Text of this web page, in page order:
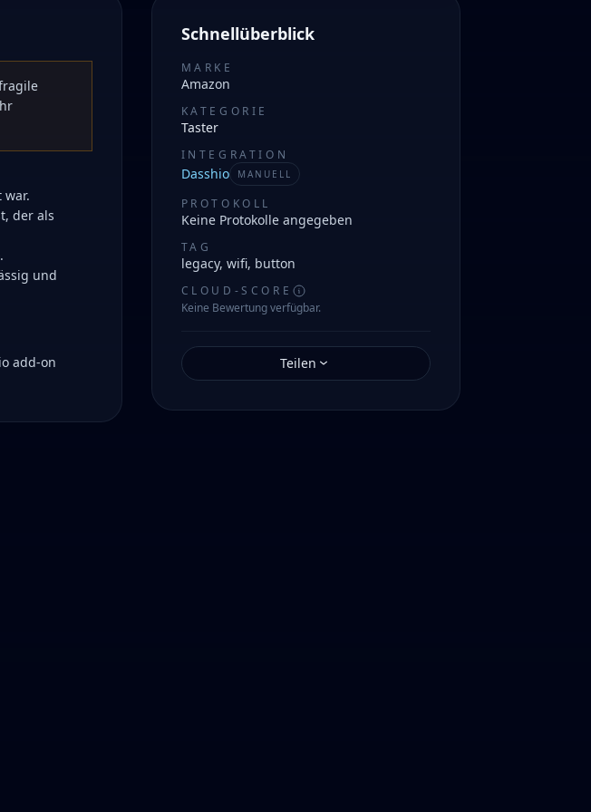
der als
und
add-on
Schnellüberblick
MARKE
Amazon
KATEGORIE
Taster
INTEGRATION
Dasshio MANUELL
PROTOKOLL
Keine Protokolle angegeben
TAG
legacy, wifi, button
CLOUD-SCORE
Keine Bewertung verfügbar.
Teilen